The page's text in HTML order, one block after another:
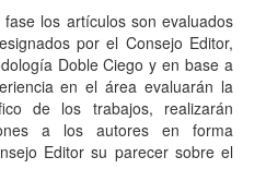
los artículos son evaluados
por el Consejo Editor,
Doble Ciego y en base a
en el área evaluarán la
de los trabajos, realizarán
a los autores en forma
Editor su parecer sobre el